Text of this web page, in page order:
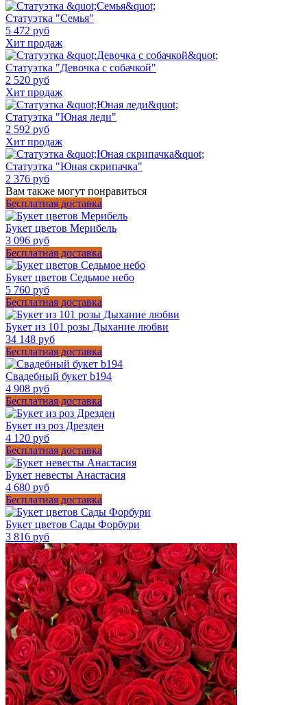
Статуэтка "Семья"
5 472 руб
Хит продаж
Статуэтка "Девочка с собачкой"
2 520 руб
Хит продаж
Статуэтка "Юная леди"
2 592 руб
Хит продаж
Статуэтка "Юная скрипачка"
2 376 руб
Вам также могут понравиться
Бесплатная доставка
Букет цветов Мерибель
3 096 руб
Бесплатная доставка
Букет цветов Седьмое небо
5 760 руб
Бесплатная доставка
Букет из 101 розы Дыхание любви
34 148 руб
Бесплатная доставка
Свадебный букет b194
4 908 руб
Бесплатная доставка
Букет из роз Дрезден
4 120 руб
Бесплатная доставка
Букет невесты Анастасия
4 680 руб
Бесплатная доставка
Букет цветов Сады Форбури
3 816 руб